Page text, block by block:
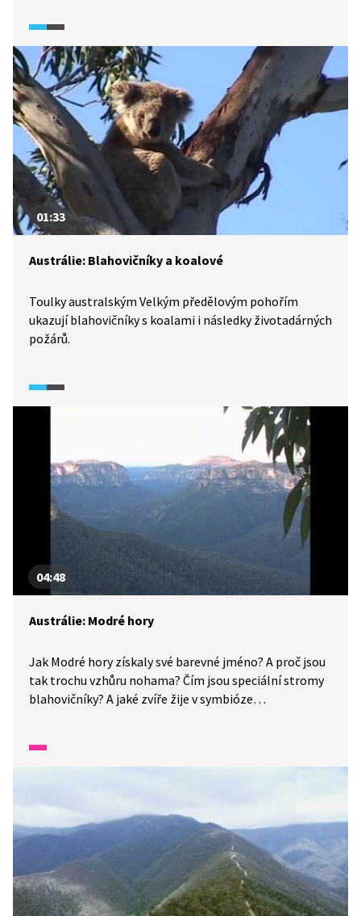
architekturou.
01:33
Austrálie: Blahovičníky a koalové
Toulky australským Velkým předělovým pohořím
ukazují blahovičníky s koalami i následky životadárných
požárů.
04:48
Austrálie: Modré hory
Jak Modré hory získaly své barevné jméno? A proč jsou
tak trochu vzhůru nohama? Čím jsou speciální stromy
blahovičníky? A jaké zvíře žije v symbióze